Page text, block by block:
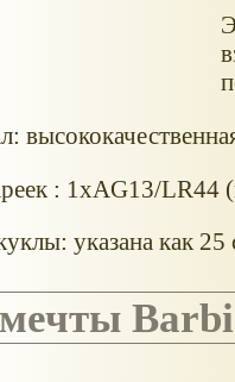
: 1хAG13/LR44
указана как
мечты